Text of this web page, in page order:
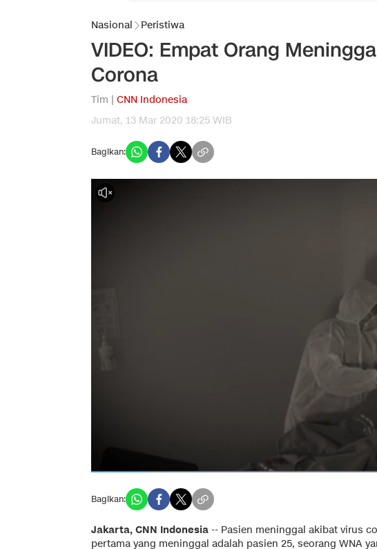
Nasional Peristiwa
VIDEO: Empat Orang
Corona
Tim | CNN Indonesia
Jumat, 13 Mar 2020 18:25 WIB
Bagikan:
Bagikan:
Jakarta, CNN Indonesia -- Pasien meninggal akibat virus
pertama yang meninggal adalah pasien 25, seorang WNA